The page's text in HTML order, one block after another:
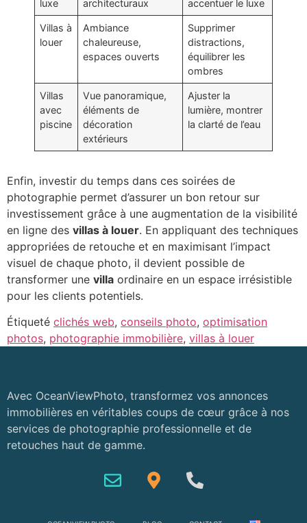
luxe
architecturaux
accentuer le luxe
Villas à
louer
Ambiance
chaleureuse,
espaces ouverts
Supprimer
distractions,
équilibrer les
ombres
Villas
avec
piscine
Vue panoramique,
éléments de
décoration
extérieurs
Ajuster la
lumière, montrer
la clarté de l’eau
Enfin, investir du temps dans ces soirées de
photographie permet d’assurer un bon retour sur
investissement grâce à une augmentation de la visibilité
en ligne des villas à louer. En appliquant des techniques
appropriées de retouche et en maximisant l’impact
visuel de chaque photo, il devient possible de
transformer une villa ordinaire en un espace irrésistible
pour les clients potentiels.
Étiqueté clichés web, conseils photo, optimisation
photos, photographie immobilière, villas à louer
Avec OceanViewPhoto, transformez vos annonces
immobilières en véritables coups de cœur grâce à nos
services de photographie professionnelle et de
retouches haut de gamme.